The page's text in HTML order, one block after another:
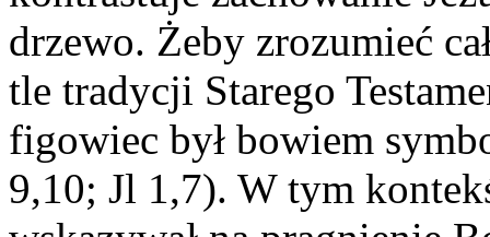
drzewo. Żeby zrozumieć
tle tradycji Starego
figowiec był bowiem
9,10; Jl 1,7). W tym